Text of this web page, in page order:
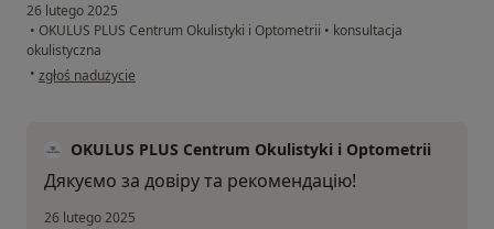
26 lutego 2025
• OKULUS PLUS Centrum Okulistyki i Optometrii • konsultacja
okulistyczna
• w opinii użytkownika Маріна
zgłoś nadużycie
OKULUS PLUS Centrum Okulistyki i Optometrii
Дякуємо за довіру та рекомендацію!
26 lutego 2025